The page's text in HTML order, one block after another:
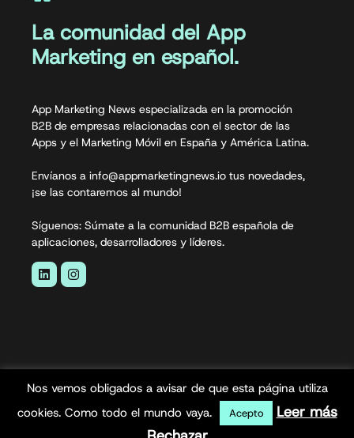
La comunidad del App
Marketing en español.
App Marketing News especializada en la promoción
B2B de empresas relacionadas con el sector de las
Apps y el Marketing Móvil en España y América Latina.
Envíanos a info@appmarketingnews.io tus novedades,
¡se las contaremos al mundo!
Síguenos: Súmate a la comunidad B2B española de
aplicaciones, desarrolladores y líderes.
App Marketing News© 2026. Todos los derechos
Nos vemos obligados a avisar de que esta página utiliza
cookies. Como todo el mundo vaya.
Acepto
Leer más